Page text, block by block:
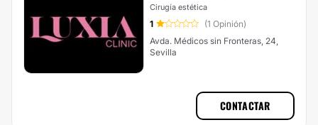
Cirugía estética
1
(1 Opinión)
Avda. Médicos sin Fronteras, 24,
Sevilla
CONTACTAR